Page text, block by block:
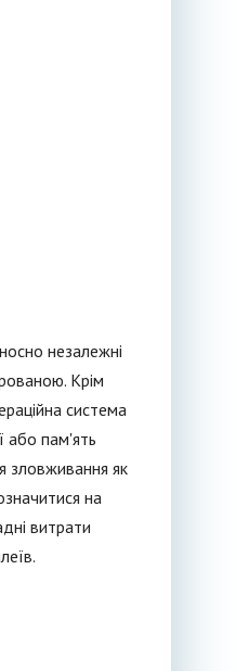
незалежні
Крім
система
або пам'ять
зловживання як
на
витрати